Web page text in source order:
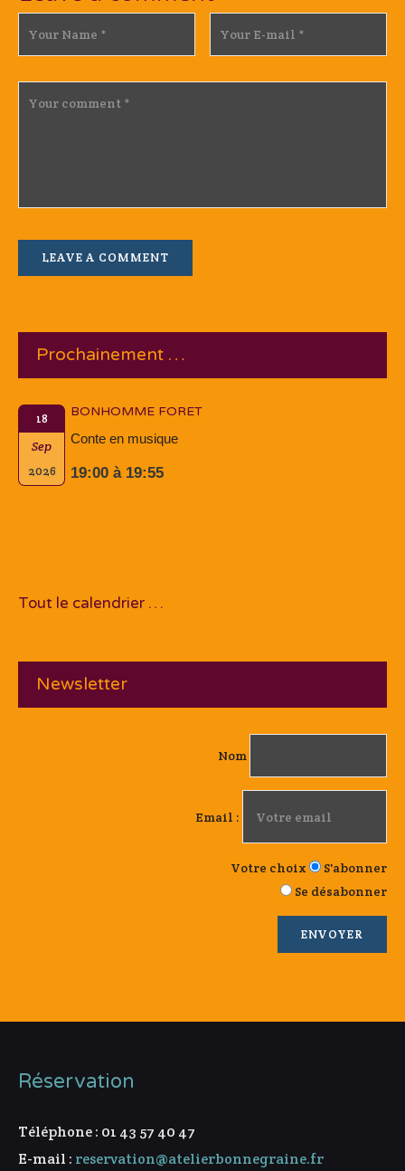
Prochainement …
18
Sep
2026
BONHOMME FORET
Conte en musique
19:00 à 19:55
Tout le calendrier …
Newsletter
Nom
Email :
Votre choix
S'abonner
Se désabonner
Réservation
Téléphone : 01 43 57 40 47
E-mail : reservation@atelierbonnegraine.fr